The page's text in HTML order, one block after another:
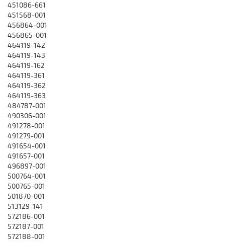
451086-661
451568-001
456864-001
456865-001
464119-142
464119-143
464119-162
464119-361
464119-362
464119-363
484787-001
490306-001
491278-001
491279-001
491654-001
491657-001
496897-001
500764-001
500765-001
501870-001
513129-141
572186-001
572187-001
572188-001